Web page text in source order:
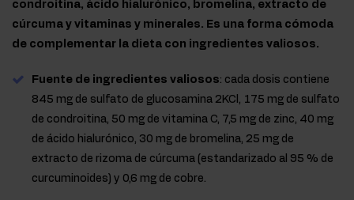
condroitina, ácido hialurónico, bromelina, extracto de
cúrcuma y vitaminas y minerales. Es una forma cómoda
de complementar la dieta con ingredientes valiosos.
Fuente de ingredientes valiosos: cada dosis contiene
845 mg de sulfato de glucosamina 2KCl, 175 mg de sulfato
de condroitina, 50 mg de vitamina C, 7,5 mg de zinc, 40 mg
de ácido hialurónico, 30 mg de bromelina, 25 mg de
extracto de rizoma de cúrcuma (estandarizado al 95 % de
curcuminoides) y 0,6 mg de cobre.